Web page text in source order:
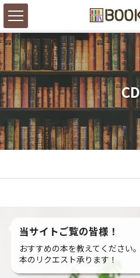
CD
当サイトご覧の皆様！
おすすめの本を教えてください。
本のリクエスト承ります！